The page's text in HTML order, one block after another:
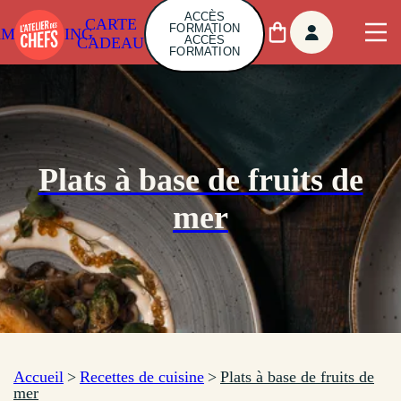
CARTE
CADEAU
ACCÈS
FORMATION
ACCÈS
FORMATION
Plats à base de fruits de
mer
Accueil > Recettes de cuisine > Plats à base de fruits de
mer